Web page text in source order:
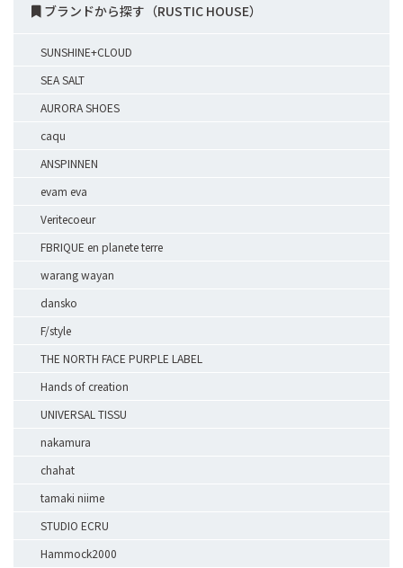
ブランドから探す（RUSTIC HOUSE）
SUNSHINE+CLOUD
SEA SALT
AURORA SHOES
caqu
ANSPINNEN
evam eva
Veritecoeur
FBRIQUE en planete terre
warang wayan
dansko
F/style
THE NORTH FACE PURPLE LABEL
Hands of creation
UNIVERSAL TISSU
nakamura
chahat
tamaki niime
STUDIO ECRU
Hammock2000